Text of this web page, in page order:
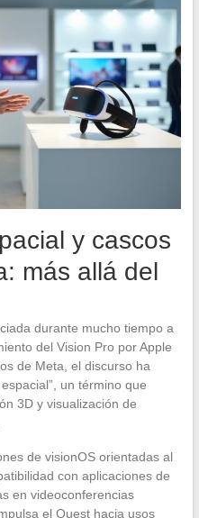
y cascos
más allá del
durante mucho tiempo a
del Vision Pro por Apple
de Meta, el discurso ha
un término que
3D y visualización de
de visionOS orientadas al
con aplicaciones de
en videoconferencias
el Quest hacia usos